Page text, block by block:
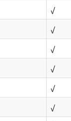
√
√
√
√
√
√